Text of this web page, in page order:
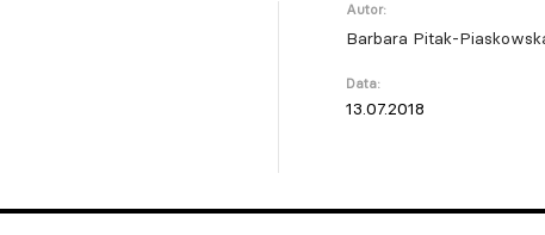
Autor:
Barbara Pitak-
Data:
13.07.2018